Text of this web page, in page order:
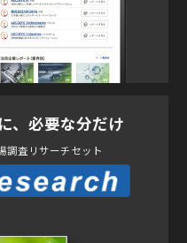
、必要な分だけ
調査リサーチセット